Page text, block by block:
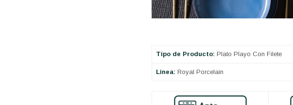
Tipo de Producto: Plato Playo Con Filete
Linea: Royal Porcelain